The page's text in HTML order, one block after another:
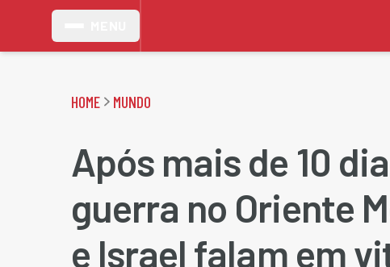
HOME MUNDO
Após mais de 10
guerra no Oriente
e Israel falam em